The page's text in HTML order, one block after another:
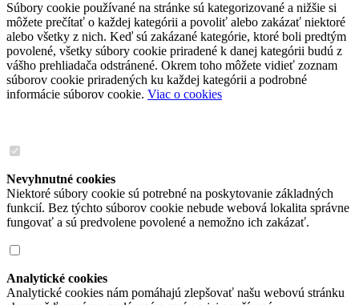
Súbory cookie používané na stránke sú kategorizované a nižšie si
môžete prečítať o každej kategórii a povoliť alebo zakázať niektoré
alebo všetky z nich. Keď sú zakázané kategórie, ktoré boli predtým
povolené, všetky súbory cookie priradené k danej kategórii budú z
vášho prehliadača odstránené. Okrem toho môžete vidieť zoznam
súborov cookie priradených ku každej kategórii a podrobné
informácie súborov cookie. Viac o cookies
Nevyhnutné cookies
Niektoré súbory cookie sú potrebné na poskytovanie základných
funkcií. Bez týchto súborov cookie nebude webová lokalita správne
fungovať a sú predvolene povolené a nemožno ich zakázať.
Analytické cookies
Analytické cookies nám pomáhajú zlepšovať našu webovú stránku